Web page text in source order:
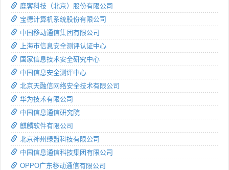
鹿客科技（北京）股份有限公司
宝德计算机系统股份有限公司
中国移动通信集团有限公司
上海市信息安全测评认证中心
国家信息技术安全研究中心
中国信息安全测评中心
北京天融信网络安全技术有限公司
华为技术有限公司
中国信息通信研究院
麒麟软件有限公司
北京神州绿盟科技有限公司
中国信息通信科技集团有限公司
OPPO广东移动通信有限公司